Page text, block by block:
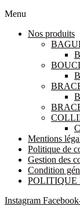
Menu
Nos produits
Mentions
Politique de
Gestion des
Condition
POLITIQUE
Instagram